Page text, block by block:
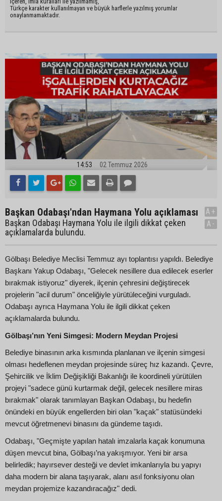
Türkçe karakter kullanılmayan ve büyük harflerle yazılmış yorumlar
onaylanmamaktadır.
14:53 02 Temmuz 2026
Başkan Odabaşı'ndan Haymana Yolu açıklaması
Başkan Odabaşı Haymana Yolu ile ilgili dikkat çeken
açıklamalarda bulundu.
A+
A-
Gölbaşı Belediye Meclisi Temmuz ayı toplantısı yapıldı. Belediye
Başkanı Yakup Odabaşı, "Gelecek nesillere dua edilecek eserler
bırakmak istiyoruz" diyerek, ilçenin çehresini değiştirecek
projelerin "acil durum" önceliğiyle yürütüleceğini vurguladı.
Odabaşı ayrıca Haymana Yolu ile ilgili dikkat çeken
açıklamalarda bulundu.
Gölbaşı’nın Yeni Simgesi: Modern Meydan Projesi
Belediye binasının arka kısmında planlanan ve ilçenin simgesi
olması hedeflenen meydan projesinde süreç hız kazandı. Çevre,
Şehircilik ve İklim Değişikliği Bakanlığı ile koordineli yürütülen
projeyi "sadece günü kurtarmak değil, gelecek nesillere miras
bırakmak" olarak tanımlayan Başkan Odabaşı, bu hedefin
önündeki en büyük engellerden biri olan "kaçak" statüsündeki
mevcut öğretmenevi binasını da gündeme taşıdı.
Odabaşı, "Geçmişte yapılan hatalı imzalarla kaçak konumuna
düşen mevcut bina, Gölbaşı’na yakışmıyor. Yeni bir arsa
belirledik; hayırsever desteği ve devlet imkanlarıyla bu yapıyı
daha modern bir alana taşıyarak, alanı asıl fonksiyonu olan
meydan projemize kazandıracağız" dedi.